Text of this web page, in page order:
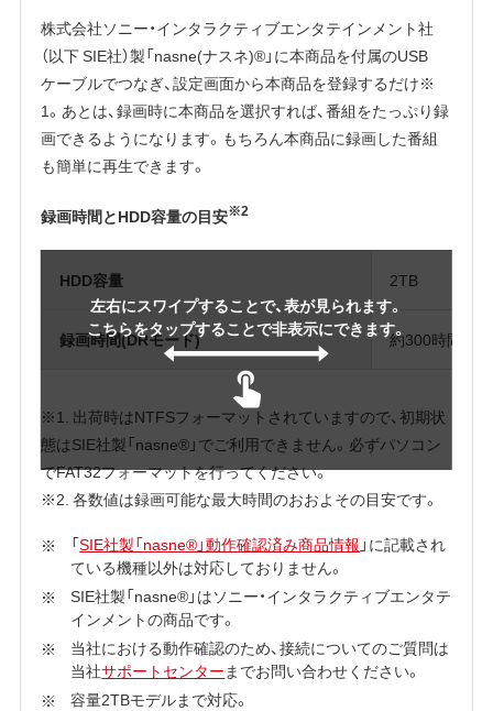
株式会社ソニー・インタラクティブエンタテインメント社
（以下 SIE社）製「nasne(ナスネ)®」に本商品を付属のUSB
ケーブルでつなぎ、設定画面から本商品を登録するだけ※
1。あとは、録画時に本商品を選択すれば、番組をたっぷり録
画できるようになります。もちろん本商品に録画した番組
も簡単に再生できます。
録画時間とHDD容量の目安※2
左右にスワイプすることで、表が見られます。
こちらをタップすることで非表示にできます。
HDD容量 2TB
録画時間(DRモード) 約300時間
※1. 出荷時はNTFSフォーマットされていますので、初期状
態はSIE社製「nasne®」でご利用できません。必ずパソコン
でFAT32フォーマットを行ってください。
※2. 各数値は録画可能な最大時間のおおよその目安です。
「SIE社製「nasne®」動作確認済み商品情報 」に記載され
ている機種以外は対応しておりません。
SIE社製「nasne®」はソニー・インタラクティブエンタテ
インメントの商品です。
当社における動作確認のため、接続についてのご質問は
当社サポートセンター までお問い合わせください。
容量2TBモデルまで対応。